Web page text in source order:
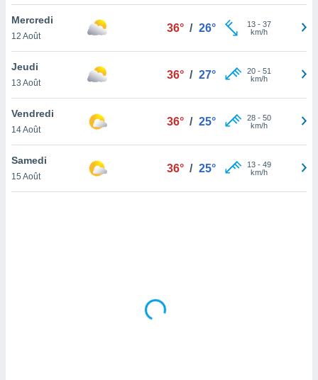
votre
à
en
le
Mercredi
12 Août
36° / 26° 13- 37
km/h
Jeudi
13 Août
36° / 27° 20- 51
km/h
Vendredi
14 Août
36° / 25° 28- 50
km/h
Samedi
15 Août
36° / 25° 13- 49
km/h